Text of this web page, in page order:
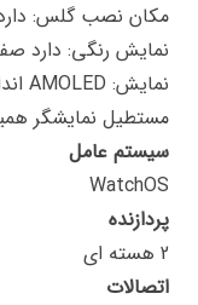
مکان نصب گلس:
نمایش رنگی: دارد
مستطیل نمایشگر
سیستم عامل
WatchOS
پردازنده
2 هسته ای
اتصالات